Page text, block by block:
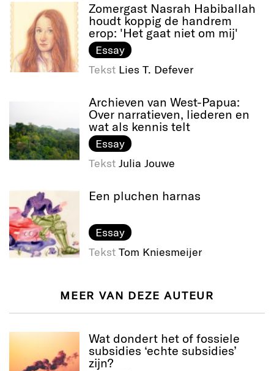
Zomergast Nasrah Habiballah
houdt koppig de handrem
erop: 'Het gaat niet om mij'
Essay
Tekst Lies T. Defever
Archieven van West-Papua:
Over narratieven, liederen en
wat als kennis telt
Essay
Tekst Julia Jouwe
Een pluchen harnas
Essay
Tekst Tom Kniesmeijer
MEER VAN DEZE AUTEUR
Wat dondert het of fossiele
subsidies ‘echte subsidies’
zijn?